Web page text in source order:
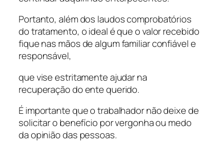
Portanto, além dos laudos comprobatórios
do tratamento, o ideal é que o valor recebido
fique nas mãos de algum familiar confiável e
responsável,
que vise estritamente ajudar na
recuperação do ente querido.
É importante que o trabalhador não deixe de
solicitar o benefício por vergonha ou medo
da opinião das pessoas.